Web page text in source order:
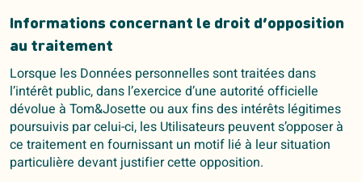
Informations concernant le droit d’opposition
au traitement
Lorsque les Données personnelles sont traitées dans
l’intérêt public, dans l’exercice d’une autorité officielle
dévolue à Tom&Josette ou aux fins des intérêts légitimes
poursuivis par celui-ci, les Utilisateurs peuvent s’opposer à
ce traitement en fournissant un motif lié à leur situation
particulière devant justifier cette opposition.